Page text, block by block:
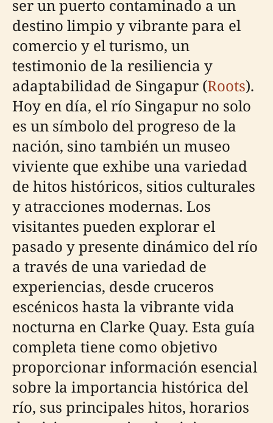
ser un puerto contaminado a un
destino limpio y vibrante para el
comercio y el turismo, un
testimonio de la resiliencia y
adaptabilidad de Singapur (Roots).
Hoy en día, el río Singapur no solo
es un símbolo del progreso de la
nación, sino también un museo
viviente que exhibe una variedad
de hitos históricos, sitios culturales
y atracciones modernas. Los
visitantes pueden explorar el
pasado y presente dinámico del río
a través de una variedad de
experiencias, desde cruceros
escénicos hasta la vibrante vida
nocturna en Clarke Quay. Esta guía
completa tiene como objetivo
proporcionar información esencial
sobre la importancia histórica del
río, sus principales hitos, horarios